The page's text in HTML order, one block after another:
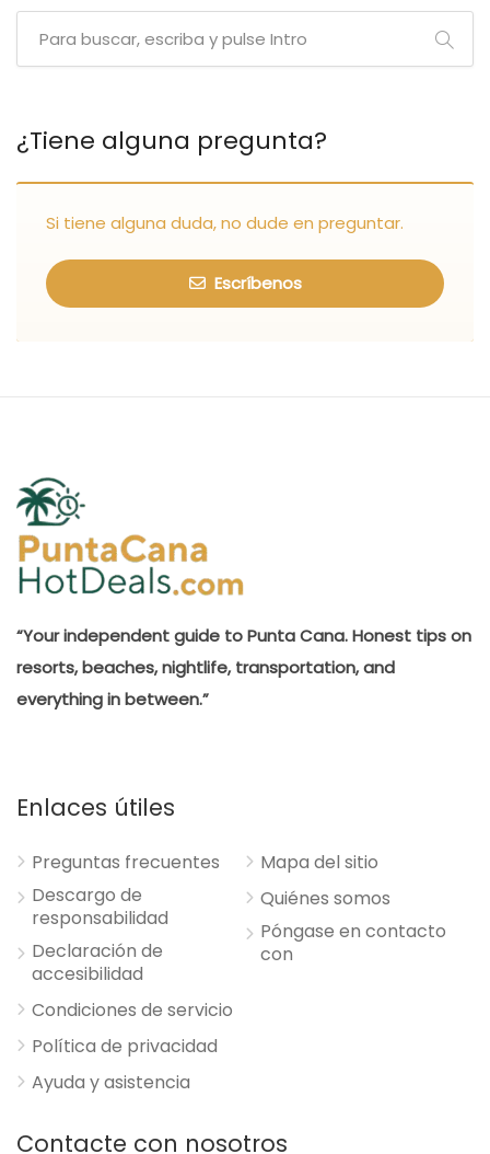
entradas
¿Tiene alguna pregunta?
Si tiene alguna duda, no dude en preguntar.
Escríbenos
“Your independent guide to Punta Cana. Honest tips on
resorts, beaches, nightlife, transportation, and
everything in between.”
Enlaces útiles
Preguntas frecuentes
Descargo de
responsabilidad
Declaración de
accesibilidad
Condiciones de servicio
Política de privacidad
Ayuda y asistencia
Mapa del sitio
Quiénes somos
Póngase en contacto
con
Contacte con nosotros